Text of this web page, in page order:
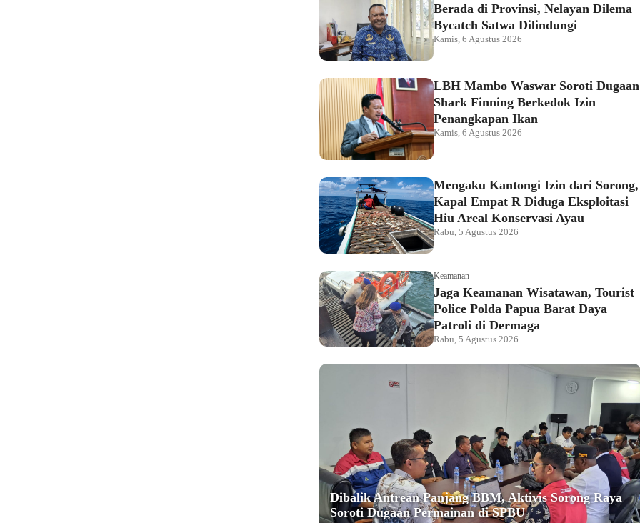
Berada di Provinsi, Nelayan Dilema
Bycatch Satwa Dilindungi
Kamis, 6 Agustus 2026
LBH Mambo Waswar Soroti Dugaan
Shark Finning Berkedok Izin
Penangkapan Ikan
Kamis, 6 Agustus 2026
Mengaku Kantongi Izin dari Sorong,
Kapal Empat R Diduga Eksploitasi
Hiu Areal Konservasi Ayau
Rabu, 5 Agustus 2026
Keamanan
Jaga Keamanan Wisatawan, Tourist
Police Polda Papua Barat Daya
Patroli di Dermaga
Rabu, 5 Agustus 2026
Dibalik Antrean Panjang BBM, Aktivis Sorong Raya
Soroti Dugaan Permainan di SPBU